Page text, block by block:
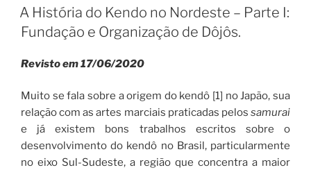
Iaido/3°
Seminário
Internacional
de
–
Resultados,
fotos
e
impressões”
EM
A História do Kendo no Nordeste – Parte I:
Fundação e Organização de Dôjôs.
Revisto em 17/06/2020
Muito se fala sobre a origem do kendô [1] no Japão, sua
relação com as artes marciais praticadas pelos samurai
e já existem bons trabalhos escritos sobre o
desenvolvimento do kendô no Brasil, particularmente
no eixo Sul-Sudeste, a região que concentra a maior